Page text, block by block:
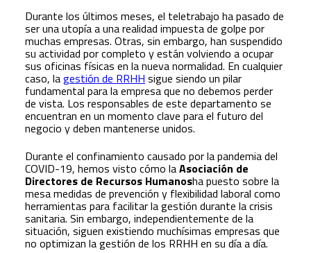
Durante los últimos meses, el teletrabajo ha pasado de
ser una utopía a una realidad impuesta de golpe por
muchas empresas. Otras, sin embargo, han suspendido
su actividad por completo y están volviendo a ocupar
sus oficinas físicas en la nueva normalidad. En cualquier
caso, lagestión de RRHH sigue siendo un pilar
fundamental para la empresa que no debemos perder
de vista. Los responsables de este departamento se
encuentran en un momento clave para el futuro del
negocio y deben mantenerse unidos.
Durante el confinamiento causado por la pandemia del
COVID-19, hemos visto cómo laAsociación de
Directores de Recursos Humanosha puesto sobre la
mesa medidas de prevención y flexibilidad laboral como
herramientas para facilitar la gestión durante la crisis
sanitaria. Sin embargo, independientemente de la
situación, siguen existiendo muchísimas empresas que
no optimizan la gestión de los RRHH en su día a día.